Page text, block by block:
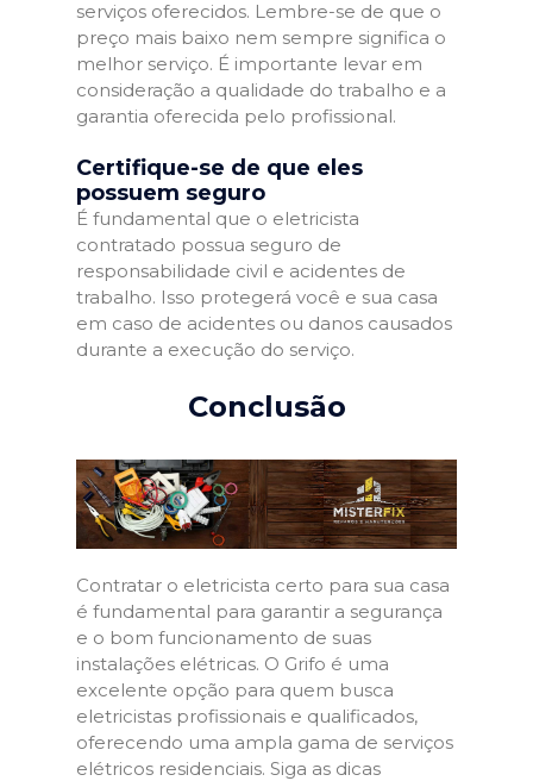
serviços oferecidos. Lembre-se de que o
preço mais baixo nem sempre significa o
melhor serviço. É importante levar em
consideração a qualidade do trabalho e a
garantia oferecida pelo profissional.
Certifique-se de que eles
possuem seguro
É fundamental que o eletricista
contratado possua seguro de
responsabilidade civil e acidentes de
trabalho. Isso protegerá você e sua casa
em caso de acidentes ou danos causados
durante a execução do serviço.
Conclusão
Contratar o eletricista certo para sua casa
é fundamental para garantir a segurança
e o bom funcionamento de suas
instalações elétricas. O Grifo é uma
excelente opção para quem busca
eletricistas profissionais e qualificados,
oferecendo uma ampla gama de serviços
elétricos residenciais. Siga as dicas